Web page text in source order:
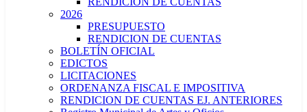
2026
PRESUPUESTO
RENDICION DE CUENTAS
BOLETÍN OFICIAL
EDICTOS
LICITACIONES
ORDENANZA FISCAL E IMPOSITIVA
RENDICION DE CUENTAS EJ. ANTERIORES